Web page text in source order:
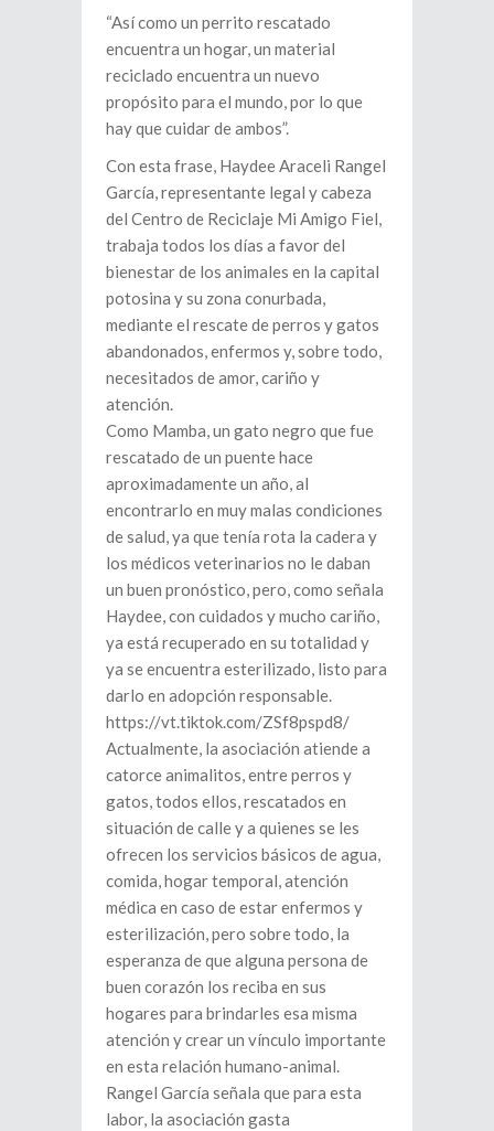
“Así como un perrito rescatado
encuentra un hogar, un material
reciclado encuentra un nuevo
propósito para el mundo, por lo que
hay que cuidar de ambos”.
Con esta frase, Haydee Araceli Rangel
García, representante legal y cabeza
del Centro de Reciclaje Mi Amigo Fiel,
trabaja todos los días a favor del
bienestar de los animales en la capital
potosina y su zona conurbada,
mediante el rescate de perros y gatos
abandonados, enfermos y, sobre todo,
necesitados de amor, cariño y
atención.
Como Mamba, un gato negro que fue
rescatado de un puente hace
aproximadamente un año, al
encontrarlo en muy malas condiciones
de salud, ya que tenía rota la cadera y
los médicos veterinarios no le daban
un buen pronóstico, pero, como señala
Haydee, con cuidados y mucho cariño,
ya está recuperado en su totalidad y
ya se encuentra esterilizado, listo para
darlo en adopción responsable.
https://vt.tiktok.com/ZSf8pspd8/
Actualmente, la asociación atiende a
catorce animalitos, entre perros y
gatos, todos ellos, rescatados en
situación de calle y a quienes se les
ofrecen los servicios básicos de agua,
comida, hogar temporal, atención
médica en caso de estar enfermos y
esterilización, pero sobre todo, la
esperanza de que alguna persona de
buen corazón los reciba en sus
hogares para brindarles esa misma
atención y crear un vínculo importante
en esta relación humano-animal.
Rangel García señala que para esta
labor, la asociación gasta